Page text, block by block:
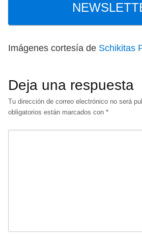
Imágenes cortesía de Schikitas
Deja una respuesta
Tu dirección de correo electrónico no será
obligatorios están marcados con *